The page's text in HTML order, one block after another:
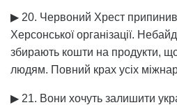
▶ 20. Червоний Хрест
Херсонської організації.
збирають кошти на продукти,
людям. Повний крах усіх
▶ 21. Вони хочуть залишити